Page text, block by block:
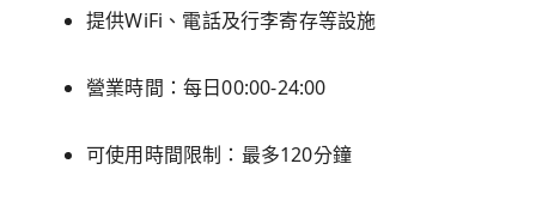
提供WiFi、電話及行李寄存等設施
營業時間：每日00:00-24:00
可使用時間限制：最多120分鐘